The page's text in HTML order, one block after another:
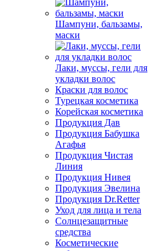
Шампуни, бальзамы,
маски
Лаки, муссы, гели для
укладки волос
Краски для волос
Турецкая косметика
Корейская косметика
Продукция Дав
Продукция Бабушка
Агафья
Продукция Чистая
Линия
Продукция Нивея
Продукция Эвелина
Продукция Dr.Retter
Уход для лица и тела
Солнцезащитные
средства
Косметические